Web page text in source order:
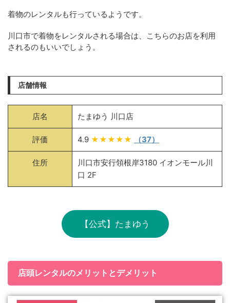
着物のレンタルも行っているようです。
川口市で着物をレンタルされる場合は、こちらのお店を利用
されるのもいいでしょう。
店舗情報
店名 たまゆう 川口店
評価 4.9 ★★★★★ （37）
住所
川口市安行領根岸3180 イオンモール川
口 2F
【公式】たまゆう
店頭レンタルのメリットとデメリット